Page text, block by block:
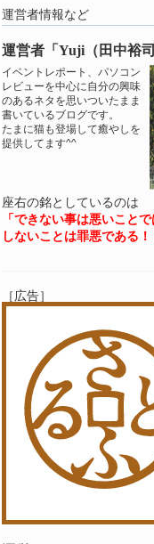
運営者情報など
運営者「Yuji（田中裕司
イベントレポート、パソコン
レビューを中心に自分の興味
のあるネタを思いついたまま
書いているブログです。
たまに猫も登場して癒やしを
提供してます^^
座右の銘としているのは
「できない事は悪いこと
しないことは罪悪である！
［広告］